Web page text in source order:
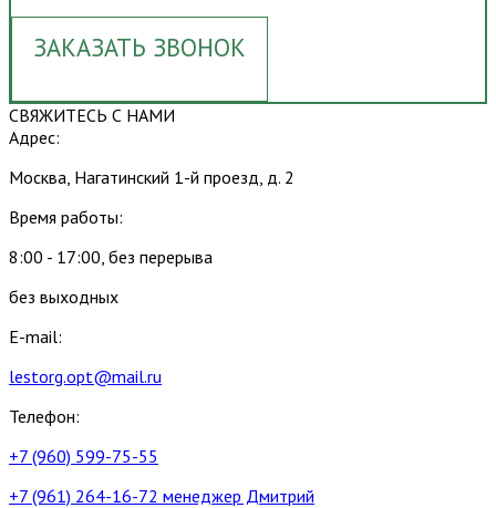
ЗАКАЗАТЬ ЗВОНОК
СВЯЖИТЕСЬ С НАМИ
Адрес:
Москва, Нагатинский 1-й проезд, д. 2
Время работы:
8:00 - 17:00, без перерыва
без выходных
E-mail:
lestorg.opt@mail.ru
Телефон:
+7 (960) 599-75-55
+7 (961) 264-16-72 менеджер Дмитрий